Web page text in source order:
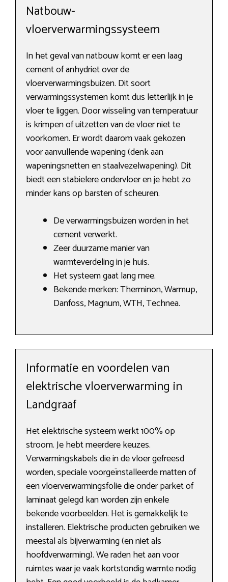
Natbouw-
vloerverwarmingssysteem
In het geval van natbouw komt er een laag
cement of anhydriet over de
vloerverwarmingsbuizen. Dit soort
verwarmingssystemen komt dus letterlijk in je
vloer te liggen. Door wisseling van temperatuur
is krimpen of uitzetten van de vloer niet te
voorkomen. Er wordt daarom vaak gekozen
voor aanvullende wapening (denk aan
wapeningsnetten en staalvezelwapening). Dit
biedt een stabielere ondervloer en je hebt zo
minder kans op barsten of scheuren.
De verwarmingsbuizen worden in het
cement verwerkt.
Zeer duurzame manier van
warmteverdeling in je huis.
Het systeem gaat lang mee.
Bekende merken: Therminon, Warmup,
Danfoss, Magnum, WTH, Technea.
Informatie en voordelen van
elektrische vloerverwarming in
Landgraaf
Het elektrische systeem werkt 100% op
stroom. Je hebt meerdere keuzes.
Verwarmingskabels die in de vloer gefreesd
worden, speciale voorgeïnstalleerde matten of
een vloerverwarmingsfolie die onder parket of
laminaat gelegd kan worden zijn enkele
bekende voorbeelden. Het is gemakkelijk te
installeren. Elektrische producten gebruiken we
meestal als bijverwarming (en niet als
hoofdverwarming). We raden het aan voor
ruimtes waar je vaak kortstondig warmte nodig